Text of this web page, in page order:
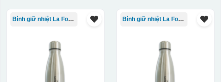
Bình giữ nhiệt La Fonte Bình giữ nhiệt La Fonte